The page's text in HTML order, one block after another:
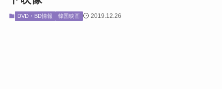
DVD・BD情報 韓国映画 2019.12.26